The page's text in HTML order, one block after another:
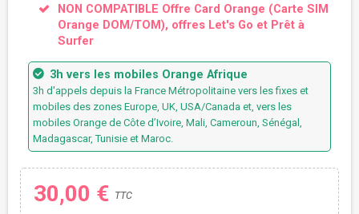
NON COMPATIBLE Offre Card Orange (Carte SIM
Orange DOM/TOM), offres Let's Go et Prêt à
Surfer
3h vers les mobiles Orange Afrique
3h d'appels depuis la France Métropolitaine vers les fixes et
mobiles des zones Europe, UK, USA/Canada et, vers les
mobiles Orange de Côte d’Ivoire, Mali, Cameroun, Sénégal,
Madagascar, Tunisie et Maroc.
30,00 € TTC